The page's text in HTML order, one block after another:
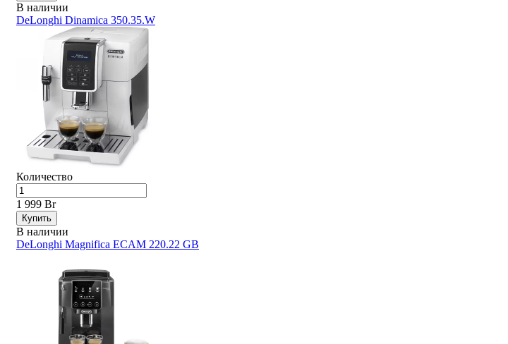
В наличии
DeLonghi Dinamica 350.35.W
Количество
1 999 Br
Купить
В наличии
DeLonghi Magnifica ECAM 220.22 GB